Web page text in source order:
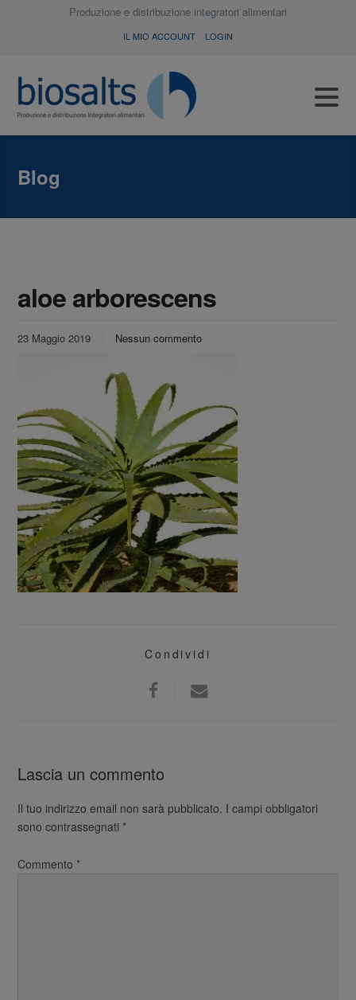
Produzione e distribuzione integratori alimentari
IL MIO ACCOUNT LOGIN
Blog
aloe arborescens
23 Maggio 2019 Nessun commento
Condividi
Lascia un commento
Il tuo indirizzo email non sarà pubblicato. I campi obbligatori
sono contrassegnati*
Commento*